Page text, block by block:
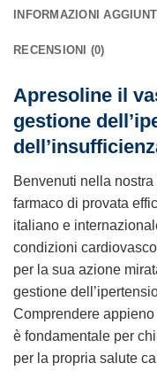
INFORMAZIONI
RECENSIONI (0)
Apresoline il
gestione
Benvenuti nella
farmaco di provata
italiano e
condizioni
per la sua azione
gestione
Comprendere
è fondamentale per
per la propria salute